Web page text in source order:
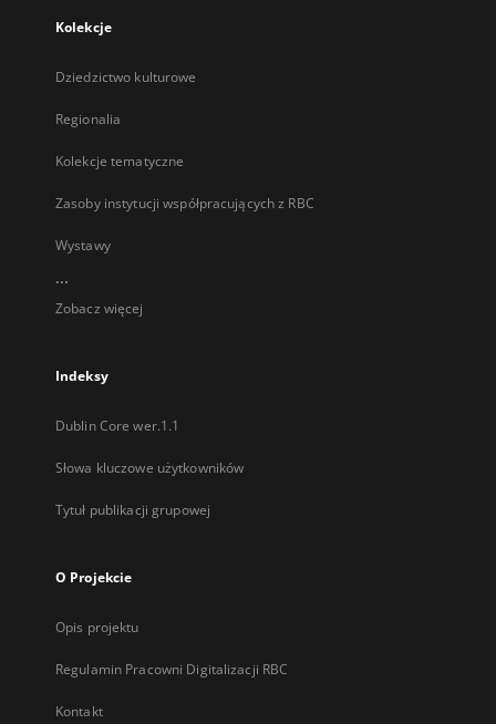
Kolekcje
Dziedzictwo kulturowe
Regionalia
Kolekcje tematyczne
Zasoby instytucji współpracujących z RBC
Wystawy
...
Zobacz więcej
Indeksy
Dublin Core wer.1.1
Słowa kluczowe użytkowników
Tytuł publikacji grupowej
O Projekcie
Opis projektu
Regulamin Pracowni Digitalizacji RBC
Kontakt